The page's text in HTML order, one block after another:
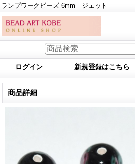
ランプワークビーズ 6mm ジェット
ログイン 新規登録はこちら
商品詳細